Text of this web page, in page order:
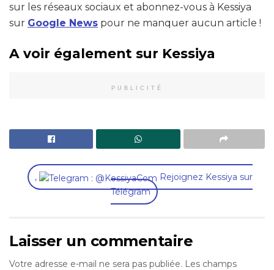
sur les réseaux sociaux et abonnez-vous à Kessiya
sur Google News pour ne manquer aucun article !
A voir également sur Kessiya
PUBLICITÉ
,
Rejoignez Kessiya sur
Télégram
Laisser un commentaire
Votre adresse e-mail ne sera pas publiée. Les champs